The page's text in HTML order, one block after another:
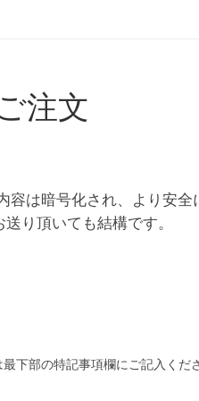
注文
は暗号化され、より安全
り頂いても結構です。
下部の特記事項欄にご記入くださ